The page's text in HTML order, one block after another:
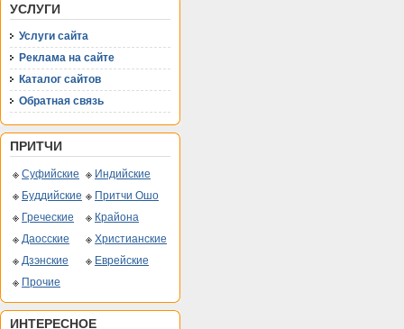
УСЛУГИ
Услуги сайта
Реклама на сайте
Каталог сайтов
Обратная связь
ПРИТЧИ
Суфийские
Индийские
Буддийские
Притчи Ошо
Греческие
Крайона
Даосские
Христианские
Дзэнские
Еврейские
Прочие
ИНТЕРЕСНОЕ